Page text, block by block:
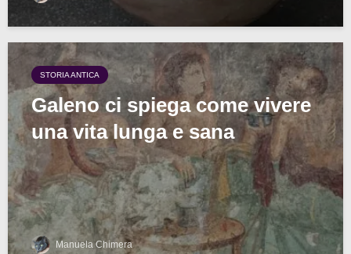
STORIA ANTICA
Galeno ci spiega come vivere
una vita lunga e sana
Manuela Chimera